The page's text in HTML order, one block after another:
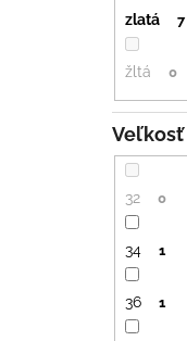
zlatá 7
žltá 0
Veľkosť
32 0
34 1
36 1